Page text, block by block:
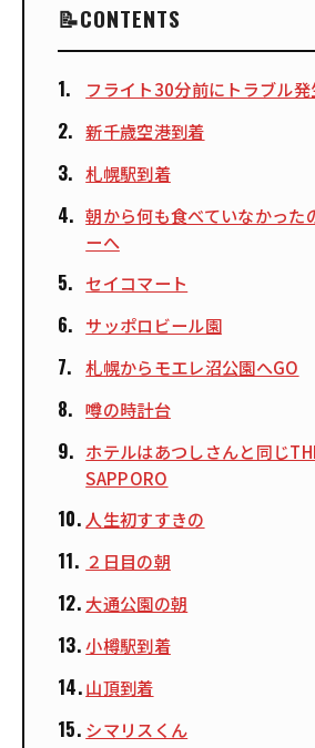
CONTENTS
フライト30分前にトラブル発
新千歳空港到着
札幌駅到着
朝から何も食べていなかった
ーへ
セイコマート
サッポロビール園
札幌からモエレ沼公園へGO
噂の時計台
ホテルはあつしさんと同じ
SAPPORO
人生初すすきの
２日目の朝
大通公園の朝
小樽駅到着
山頂到着
シマリスくん